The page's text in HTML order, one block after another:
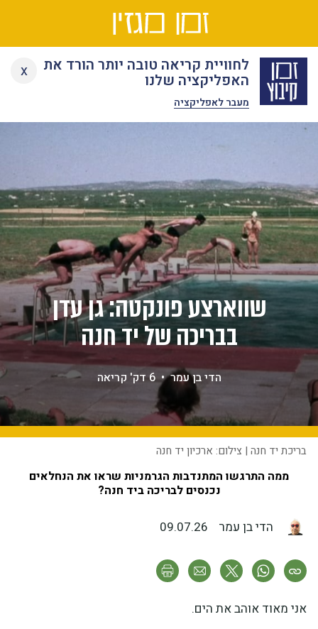
לחוויית קריאה טובה יותר הורד את
האפליקציה שלנו
מעבר לאפליקציה
x
Skip
content
שווארצע פונקטה: גן עדן
בבריכה של יד חנה
הדי בן עמר • 6 דק' קריאה
בריכת יד חנה | צילום: ארכיון יד חנה
ממה התרגשו המתנדבות הגרמניות שראו את הנחלאים
נכנסים לבריכה ביד חנה?
הדי בן עמר 09.07.26
אני מאוד אוהב את הים.